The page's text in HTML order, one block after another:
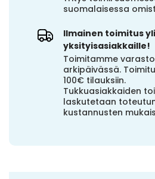
suomalaisessa
Ilmainen toimitus
yksityisasiakkaille!
Toimitamme
arkipäivässä.
100€ tilauksiin.
Tukkuasiakkaiden
laskutetaan
kustannusten